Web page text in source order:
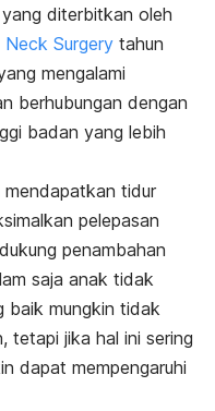
diterbitkan oleh
Surgery tahun
mengalami
berhubungan dengan
badan yang lebih
tidur
pelepasan
penambahan
saja anak tidak
baik mungkin tidak
tetapi jika hal ini sering
dapat mempengaruhi